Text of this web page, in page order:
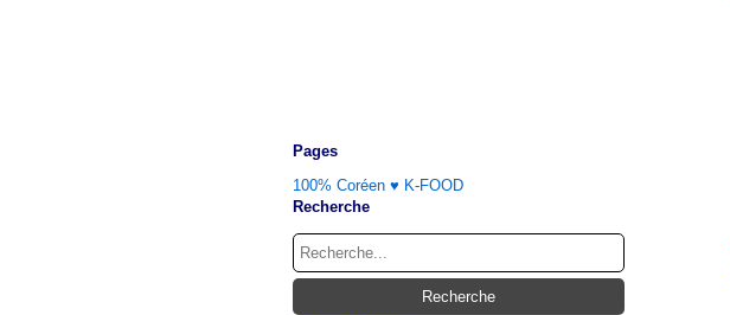
Pages
100% Coréen ♥ K-FOOD
Recherche